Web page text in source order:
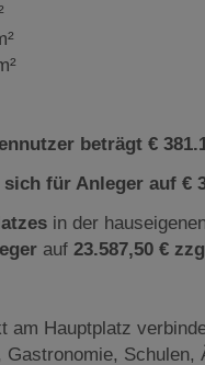
beträgt €
für Anleger auf €
in der
auf 23.587,50 €
am Hauptplatz
Gastronomie,